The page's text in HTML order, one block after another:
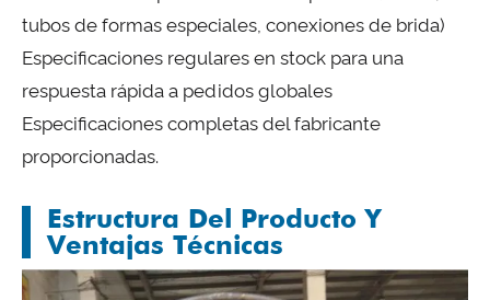
tubos de formas especiales, conexiones de brida)
Especificaciones regulares en stock para una
respuesta rápida a pedidos globales
Especificaciones completas del fabricante
proporcionadas.
Estructura Del Producto Y
Ventajas Técnicas